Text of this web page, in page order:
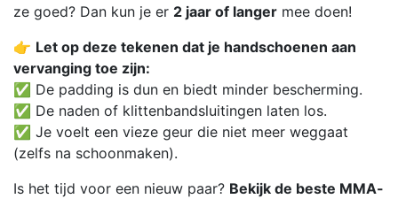
ze goed? Dan kun je er 2 jaar of langer mee doen!
👉 Let op deze tekenen dat je handschoenen aan
vervanging toe zijn:
✅ De padding is dun en biedt minder bescherming.
✅ De naden of klittenbandsluitingen laten los.
✅ Je voelt een vieze geur die niet meer weggaat
(zelfs na schoonmaken).
Is het tijd voor een nieuw paar? Bekijk de beste MMA-